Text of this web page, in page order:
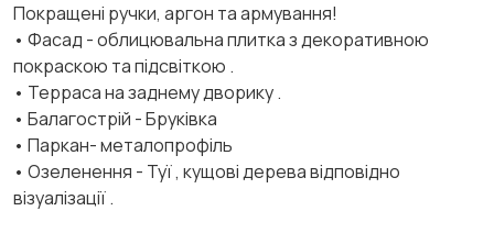
Покращені ручки, аргон та армування!
• Фасад - облицювальна плитка з декоративною
покраскою та підсвіткою .
• Терраса на заднему дворику .
• Балагострій - Бруківка
• Паркан- металопрофіль
• Озеленення - Туї , кущові дерева відповідно
візуалізації .